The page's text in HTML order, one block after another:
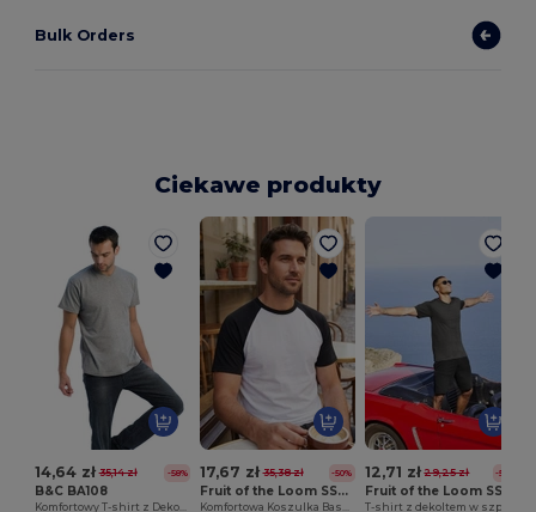
Bulk Orders
Ciekawe produkty
14,64 zł 35,14 zł -58%
B&C BA108
Komfortowy T-shirt z Dekoltem V i Elastanem
17,67 zł 35,38 zł -50%
Fruit of the Loom SS026
Komfortowa Koszulka Baseballowa z Krótkim Rękawem
12,71 zł 29,25 zł -57%
T-shirt z dekoltem w szpic